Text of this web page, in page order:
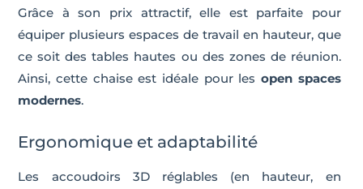
Grâce à son prix attractif, elle est parfaite pour
équiper plusieurs espaces de travail en hauteur, que
ce soit des tables hautes ou des zones de réunion.
Ainsi, cette chaise est idéale pour les open spaces
modernes.
Ergonomique et adaptabilité
Les accoudoirs 3D réglables (en hauteur, en